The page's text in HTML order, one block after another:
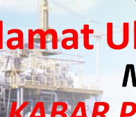
di Merbau.
Hentikan Pemadaman
Se- Kecamatan